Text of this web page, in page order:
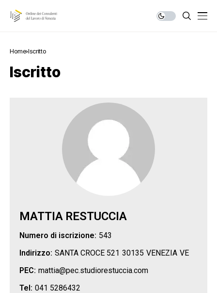
Home Iscritto
Iscritto
MATTIA RESTUCCIA
Numero di iscrizione: 543
Indirizzo: SANTA CROCE 521 30135 VENEZIA VE
PEC: mattia@pec.studiorestuccia.com
Tel: 041 5286432